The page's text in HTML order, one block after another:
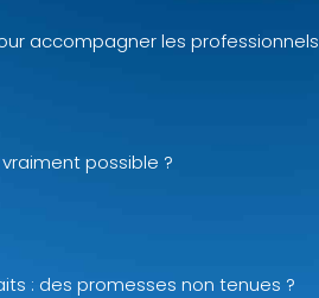
accompagner les professionnels
possible ?
: des promesses non tenues ?